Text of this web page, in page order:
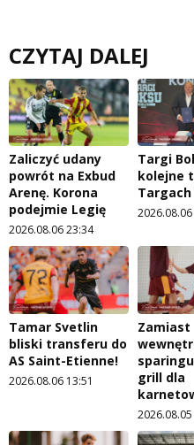
CZYTAJ DALEJ
Zaliczyć udany
powrót na Exbud
Arenę. Korona
podejmie Legię
2026.08.06 23:34
Targi
kolejne
Targach
Tamar Svetlin
bliski transferu do
AS Saint-Etienne!
2026.08.06 13:51
Zamiast
grill dla